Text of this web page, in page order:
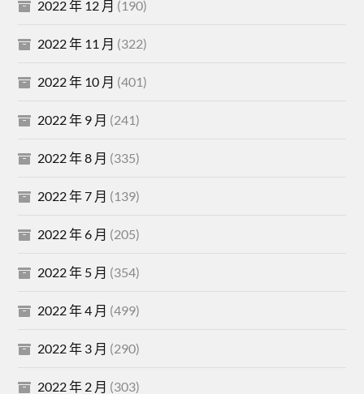
2022 年 12 月 (190)
2022 年 11 月 (322)
2022 年 10 月 (401)
2022 年 9 月 (241)
2022 年 8 月 (335)
2022 年 7 月 (139)
2022 年 6 月 (205)
2022 年 5 月 (354)
2022 年 4 月 (499)
2022 年 3 月 (290)
2022 年 2 月 (303)